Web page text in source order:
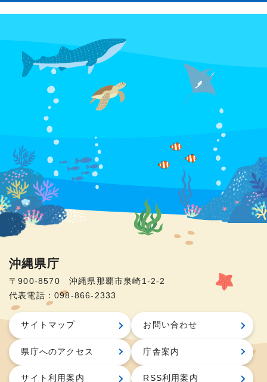
沖縄県庁
〒900-8570 沖縄県那覇市泉崎1-2-2
代表電話：098-866-2333
サイトマップ お問い合わせ
県庁へのアクセス 庁舎案内
サイト利用案内 RSS利用案内